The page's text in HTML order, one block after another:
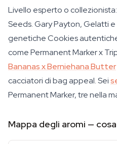
Livello esperto o
Seeds. Gary Payton, Gelatti e
genetiche Cookies
come Permanent Marker x
Bananas x Berniehana Butter
cacciatori di bag appeal. Sei
Permanent Marker, tre nella
Mappa degli aromi —